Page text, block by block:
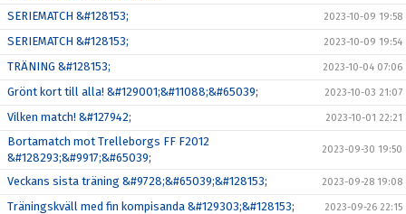
SERIEMATCH &#128153; 2023-10-09 19:58
SERIEMATCH &#128153; 2023-10-09 19:54
TRÄNING &#128153; 2023-10-04 07:06
Grönt kort till alla! &#129001;&#11088;&#65039; 2023-10-03 21:07
Vilken match! &#127942; 2023-10-01 22:21
Bortamatch mot Trelleborgs FF F2012
&#128293;&#9917;&#65039;
2023-09-30 19:50
Veckans sista träning &#9728;&#65039;&#128153; 2023-09-28 19:08
Träningskväll med fin kompisanda &#129303;&#128153; 2023-09-26 22:15